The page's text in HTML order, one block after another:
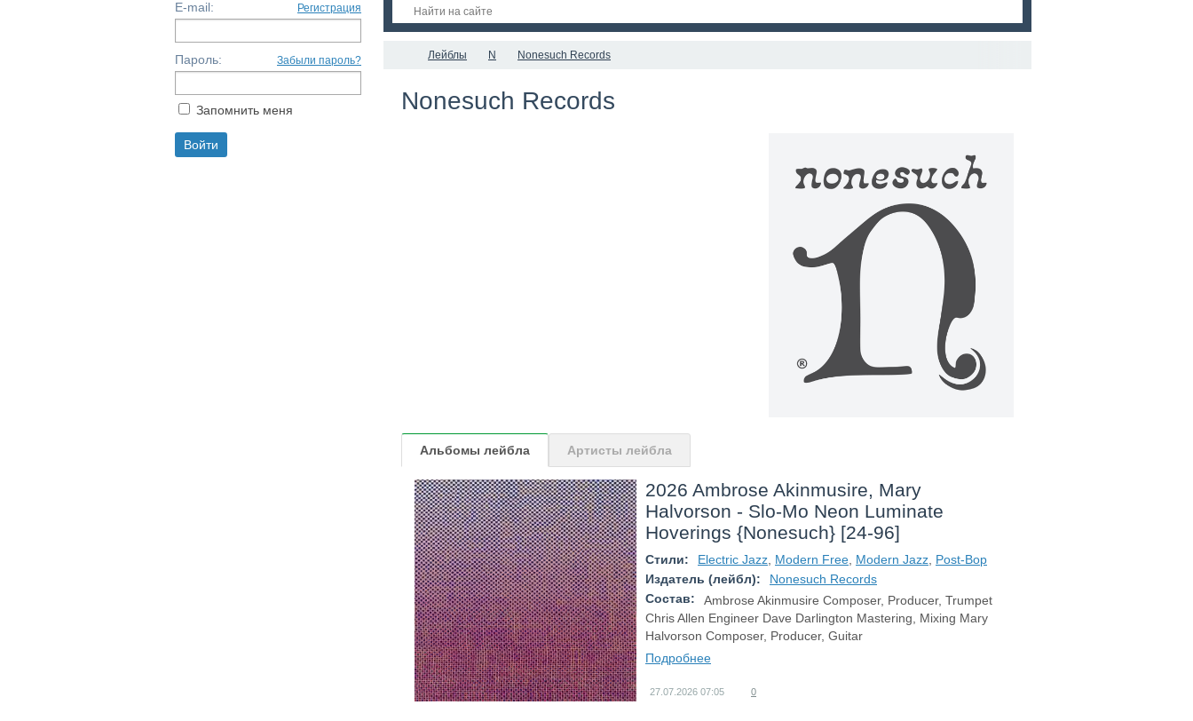
Лейблы N Nonesuch Records
Nonesuch Records
Альбомы лейбла Артисты лейбла
2026 Ambrose Akinmusire, Mary
Halvorson - Slo-Mo Neon Luminate
Hoverings {Nonesuch} [24-96]
Стили: Electric Jazz, Modern Free, Modern Jazz, Post-Bop
Издатель (лейбл):
Nonesuch Records
Состав:
Ambrose Akinmusire Composer, Producer, Trumpet
Chris Allen Engineer Dave Darlington Mastering, Mixing Mary
Halvorson Composer, Producer, Guitar
Подробнее
27.07.2026 07:05 0
E-mail: Регистрация
Пароль: Забыли пароль?
Запомнить меня